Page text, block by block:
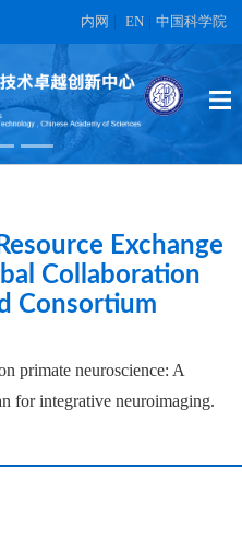
内网 EN 中国科学院
topographic
features in the
lobe.
据表中
Exchange
Collaboration
Consortium
primate neuroscience: A
for integrative neuroimaging.